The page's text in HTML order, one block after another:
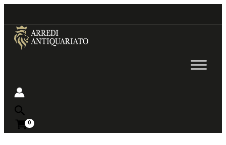
to
content
Near